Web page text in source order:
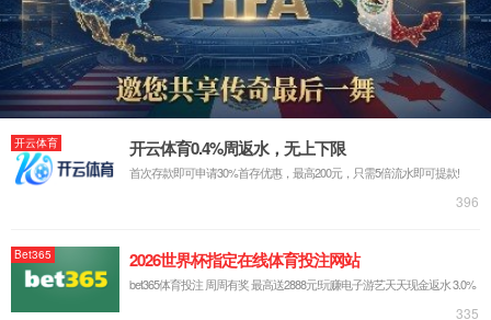
展馆预约
工作动态
馆藏展示
视觉艺术馆
04.16 2024
视觉艺术馆入馆须知
京ICP备：14043795号-2
XML 地图